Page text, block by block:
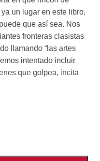
un lugar en este libro,
que así sea. Nos
fronteras clasistas
llamando “las artes
intentado incluir
que golpea, incita
del continente:
dioses solares
esclavo africano, la
la bañista rubia que